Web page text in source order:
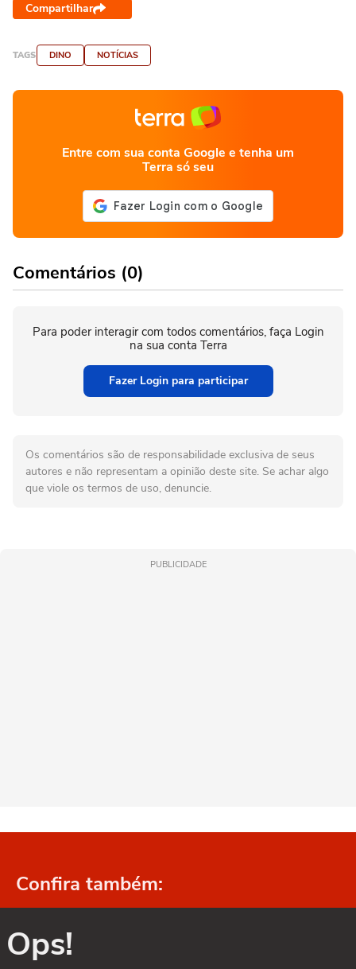
Compartilhar
TAGS DINO NOTÍCIAS
Entre com sua conta Google e tenha um
Terra só seu
Comentários (0)
Para poder interagir com todos comentários, faça Login
na sua conta Terra
Fazer Login para participar
Os comentários são de responsabilidade exclusiva de seus
autores e não representam a opinião deste site. Se achar algo
que viole os termos de uso, denuncie.
PUBLICIDADE
Confira também:
Ops!